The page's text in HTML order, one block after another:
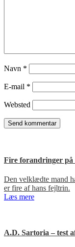
Navn *
E-mail *
Websted
Fire forandringer på
Den velklædte mand
er fire af hans fejltrin.
Læs mere
A.D. Sartoria – test